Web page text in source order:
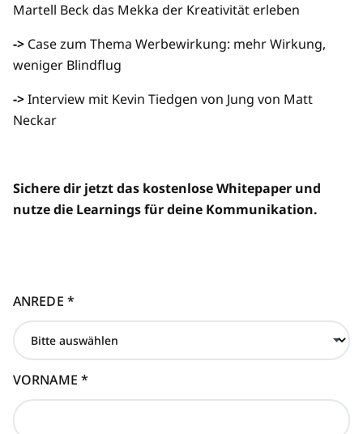
Martell Beck das Mekka der Kreativität erleben
-> Case zum Thema Werbewirkung: mehr Wirkung,
weniger Blindflug
->Interview mit Kevin Tiedgen von Jung von Matt
Neckar
Sichere dir jetzt das kostenlose Whitepaper und
nutze die Learnings für deine Kommunikation.
ANREDE *
VORNAME *